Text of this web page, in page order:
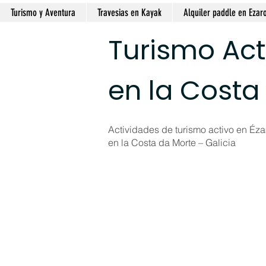
Turismo y Aventura Travesias en Kayak Alquiler paddle en
Turismo
en la
Actividades de turismo activo en
en la Costa da Morte – Galicia